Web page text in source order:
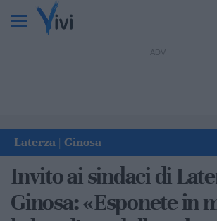
Laterza Ginosa
Invito ai sindaci di
Ginosa: «Esponete in